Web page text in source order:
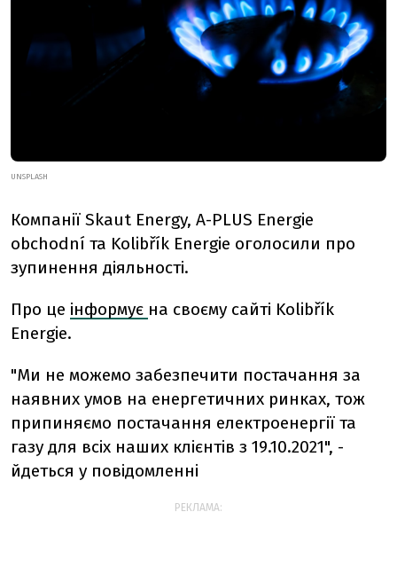
UNSPLASH
Компанії Skaut Energy, A-PLUS Energie
obchodní та Kolibřík Energie оголосили про
зупинення діяльності.
Про це інформує на своєму сайті Kolibřík
Energie.
"Ми не можемо забезпечити постачання за
наявних умов на енергетичних ринках, тож
припиняємо постачання електроенергії та
газу для всіх наших клієнтів з 19.10.2021", -
йдеться у повідомленні
РЕКЛАМА: